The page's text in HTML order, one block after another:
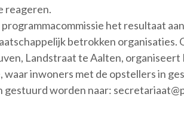
reageren.
het resultaat
betrokken organisaties.
Landstraat te Aalten,
waar inwoners met de opstellers in
gestuurd worden naar: